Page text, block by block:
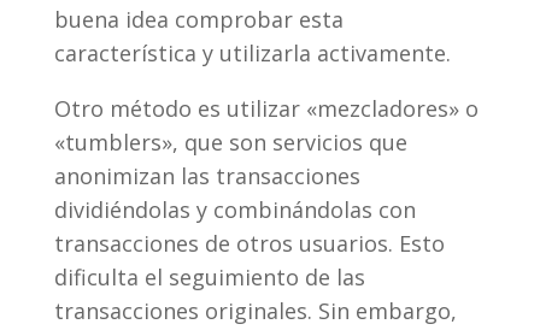
buena idea comprobar esta
característica y utilizarla activamente.
Otro método es utilizar «mezcladores» o
«tumblers», que son servicios que
anonimizan las transacciones
dividiéndolas y combinándolas con
transacciones de otros usuarios. Esto
dificulta el seguimiento de las
transacciones originales. Sin embargo,